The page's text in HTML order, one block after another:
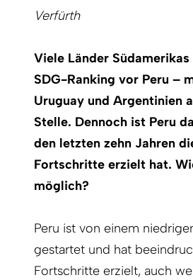
Verfürth
Viele Länder
SDG-Ranking vor Peru –
Uruguay und Argentinien
Stelle. Dennoch ist Peru
den letzten zehn Jahren
Fortschritte erzielt hat.
möglich?
Peru ist von einem
gestartet und hat
Fortschritte erzielt, auch